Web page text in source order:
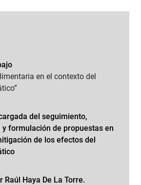
en el contexto del
del seguimiento,
formulación de propuestas en
de los efectos del
Raúl Haya De La Torre.